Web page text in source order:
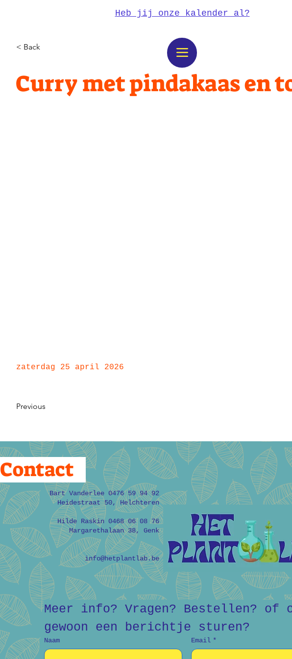
Heb jij onze kalender al?
< Back
Curry met pindakaas en
zaterdag 25 april 2026
Previous
Bart Vanderlee 0476 59 94 92
Heidestraat 50, Helchteren
Hilde Raskin 0468 06 08 76
Margarethalaan 38, Genk
info@hetplantlab.be
Contact
Meer info? Vragen? Bestellen? of
gewoon een berichtje sturen?
Naam Email *